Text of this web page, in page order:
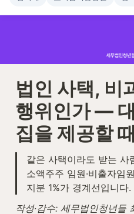
법인 사택, 비
행위인가 —
집을 제공할
같은 사택이라도 받는 사
소액주주 임원·비출자임
지분 1%가 경계선입니다.
작성·감수: 세무법인청년들